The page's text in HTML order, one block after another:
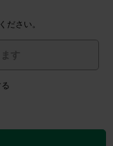
ださい。
す